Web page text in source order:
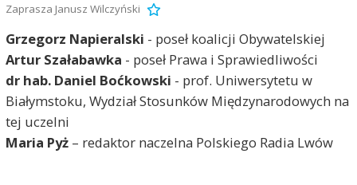
Zaprasza Janusz Wilczyński
Grzegorz Napieralski - poseł koalicji Obywatelskiej
Artur Szałabawka - poseł Prawa i Sprawiedliwości
dr hab. Daniel Boćkowski - prof. Uniwersytetu w
Białymstoku, Wydział Stosunków Międzynarodowych na
tej uczelni
Maria Pyż– redaktor naczelna Polskiego Radia Lwów